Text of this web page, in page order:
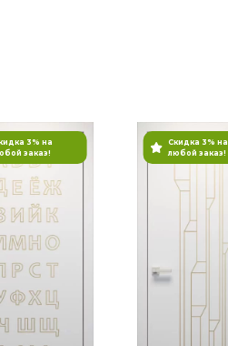
3% на
заказ!
Скидка 3% на
любой заказ!